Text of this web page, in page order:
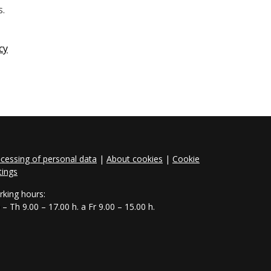
of personal data | About cookies | Cookie
hours:
Th 9.00 – 17.00 h. a Fr 9.00 – 15.00 h.